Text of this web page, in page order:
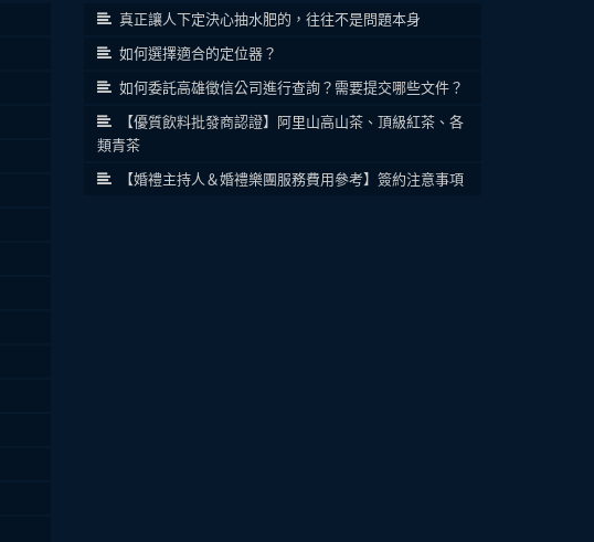
真正讓人下定決心抽水肥的，往往不是問題本身
如何選擇適合的定位器？
如何委託高雄徵信公司進行查詢？需要提交哪些文件？
【優質飲料批發商認證】阿里山高山茶、頂級紅茶、各
類青茶
【婚禮主持人＆婚禮樂團服務費用參考】簽約注意事項